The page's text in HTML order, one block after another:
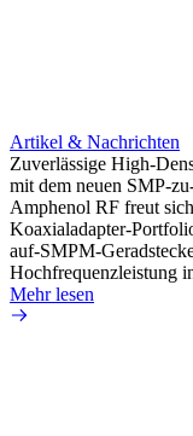
Artikel & Nachrichten
Zuverlässige High-
mit dem neuen SMP-
Amphenol RF freut
Koaxialadapter-
auf-SMPM-
Hochfrequenzleistung
Mehr lesen